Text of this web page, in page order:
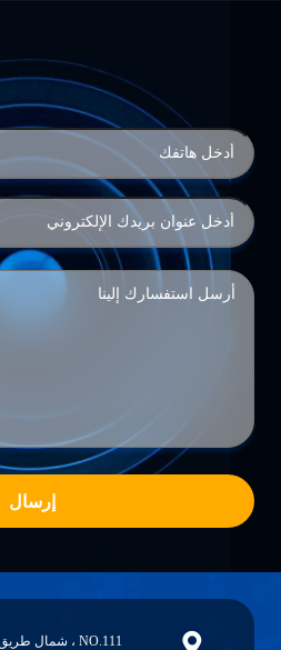
إرسال